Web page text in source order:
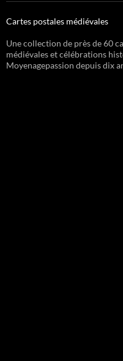
Cartes postales médiévales
Une collection de près de 60
médiévales et célébrations
Moyenagepassion depuis dix